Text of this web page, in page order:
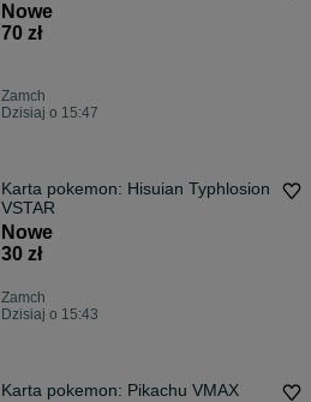
Nowe
70 zł
Zamch
Dzisiaj o 15:47
Karta pokemon: Hisuian Typhlosion
VSTAR
Nowe
30 zł
Zamch
Dzisiaj o 15:43
Karta pokemon: Pikachu VMAX